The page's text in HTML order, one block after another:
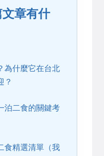
章有什
為什麼它在台北
？
泊二食的關鍵考
食精選清單（我